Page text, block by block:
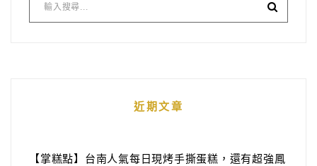
近期文章
【掌糕點】台南人氣每日現烤手撕蛋糕，還有超強鳳